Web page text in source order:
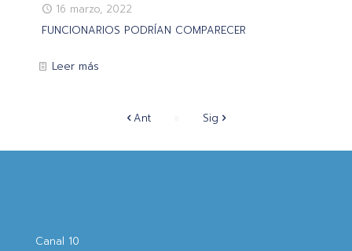
16 marzo, 2022
FUNCIONARIOS PODRÍAN COMPARECER
Leer más
Ant Sig
Canal 10